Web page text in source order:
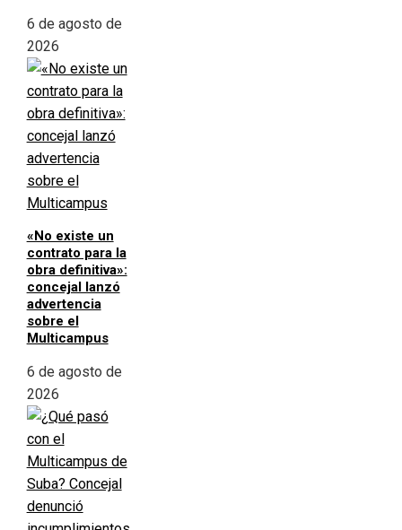
6 de agosto de
2026
«No existe un
contrato para la
obra definitiva»:
concejal lanzó
advertencia
sobre el
Multicampus
6 de agosto de
2026